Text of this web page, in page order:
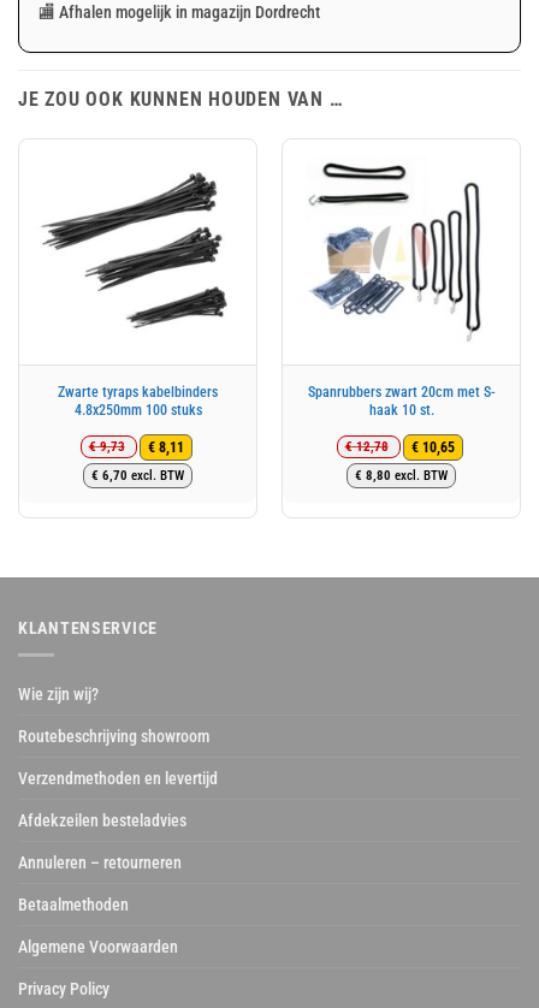
🏬 Afhalen mogelijk in magazijn Dordrecht
JE ZOU OOK KUNNEN HOUDEN VAN …
Zwarte tyraps kabelbinders
4.8x250mm 100 stuks
€9,73
Oorspronkelijke
prijs
€ 9,73.
€ 8,11
Huidige
prijs
€ 8,11.
€ 6,70 excl. BTW
Spanrubbers zwart 20cm met S-
haak 10 st.
€12,78
Oorspronkelijke
prijs
€ 12,78.
€ 10,65
Huidige
prijs
€ 10,65.
€ 8,80 excl. BTW
KLANTENSERVICE
Wie zijn wij?
Routebeschrijving showroom
Verzendmethoden en levertijd
Afdekzeilen besteladvies
Annuleren – retourneren
Betaalmethoden
Algemene Voorwaarden
Privacy Policy